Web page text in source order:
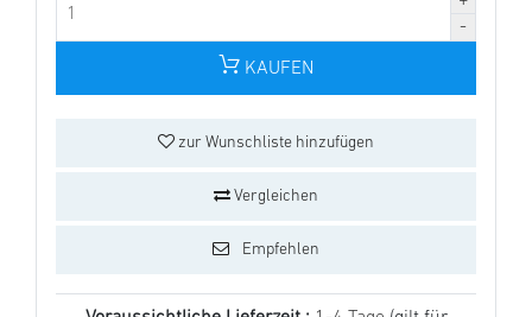
KAUFEN
zur Wunschliste hinzufügen
Vergleichen
Empfehlen